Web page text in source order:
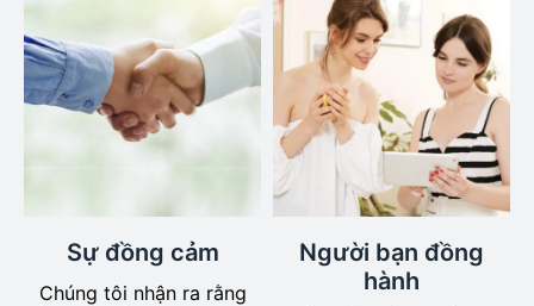
Sự đồng cảm
Chúng tôi nhận ra rằng
Người bạn đồng
hành